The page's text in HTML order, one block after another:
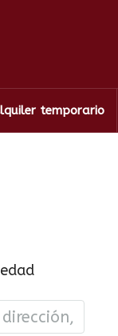
temporario